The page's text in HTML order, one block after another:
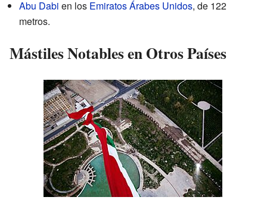
Abu Dabi en los Emiratos Árabes Unidos, de 122
metros.
Mástiles Notables en Otros Países